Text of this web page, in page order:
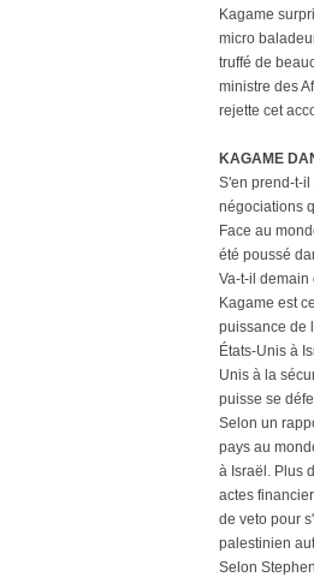
Kagame
micro
truffé de
ministre des
rejette cet
KAGAME
S'en prend-t-
négociations
Face au
été poussé
Va-t-il demain
Kagame est
puissance de
États-Unis à
Unis à la
puisse se
Selon un
pays au
à Israël. Plus
actes
de veto pour
palestinien
Selon